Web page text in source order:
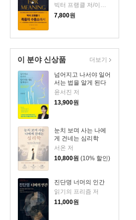
빅터 프랭클 저/이시형 역
7,800원
이 분야 신상품
넘어지고 나서야 일어
서는 법을 알게 된다
윤서진 저
13,900원
눈치 보며 사는 나에
게 건네는 심리학
서온 저
10,800원 (10% 할인)
진단명 너머의 인간
읽기의 프리즘 저
11,000원
더보기